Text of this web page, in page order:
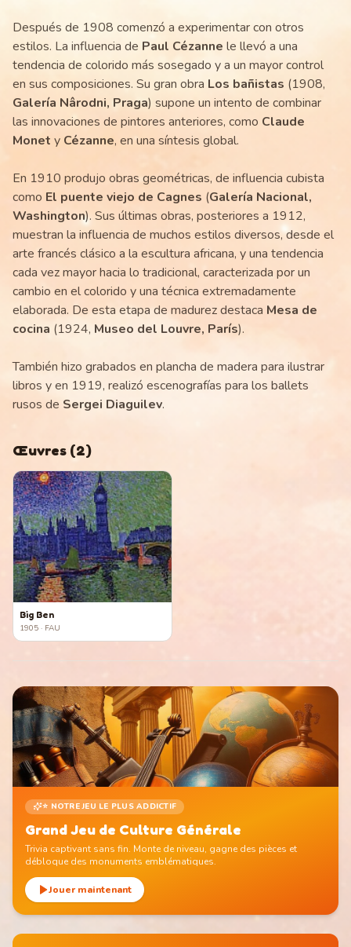
Después de 1908 comenzó a experimentar con otros
estilos. La influencia de Paul Cézanne le llevó a una
tendencia de colorido más sosegado y a un mayor control
en sus composiciones. Su gran obra Los bañistas (1908,
Galería Nârodni, Praga) supone un intento de combinar
las innovaciones de pintores anteriores, como Claude
Monet y Cézanne, en una síntesis global.
En 1910 produjo obras geométricas, de influencia cubista
como El puente viejo de Cagnes (Galería Nacional,
Washington). Sus últimas obras, posteriores a 1912,
muestran la influencia de muchos estilos diversos, desde el
arte francés clásico a la escultura africana, y una tendencia
cada vez mayor hacia lo tradicional, caracterizada por un
cambio en el colorido y una técnica extremadamente
elaborada. De esta etapa de madurez destaca Mesa de
cocina (1924, Museo del Louvre, París).
También hizo grabados en plancha de madera para ilustrar
libros y en 1919, realizó escenografías para los ballets
rusos de Sergei Diaguilev.
Œuvres (2)
Big Ben
1905 · FAU
⭐ NOTRE JEU LE PLUS ADDICTIF
Grand Jeu de Culture Générale
Trivia captivant sans fin. Monte de niveau, gagne des pièces et
débloque des monuments emblématiques.
Jouer maintenant